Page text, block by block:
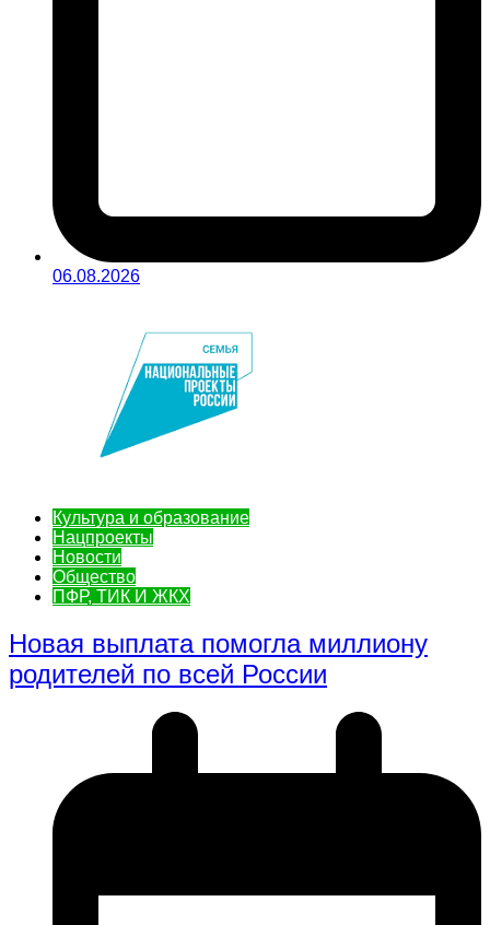
06.08.2026
Культура и образование
Нацпроекты
Новости
Общество
ПФР, ТИК И ЖКХ
Новая выплата помогла миллиону
родителей по всей России